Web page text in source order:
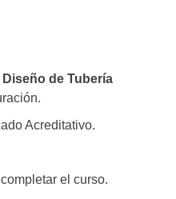
de Tubería
Acreditativo.
el curso.